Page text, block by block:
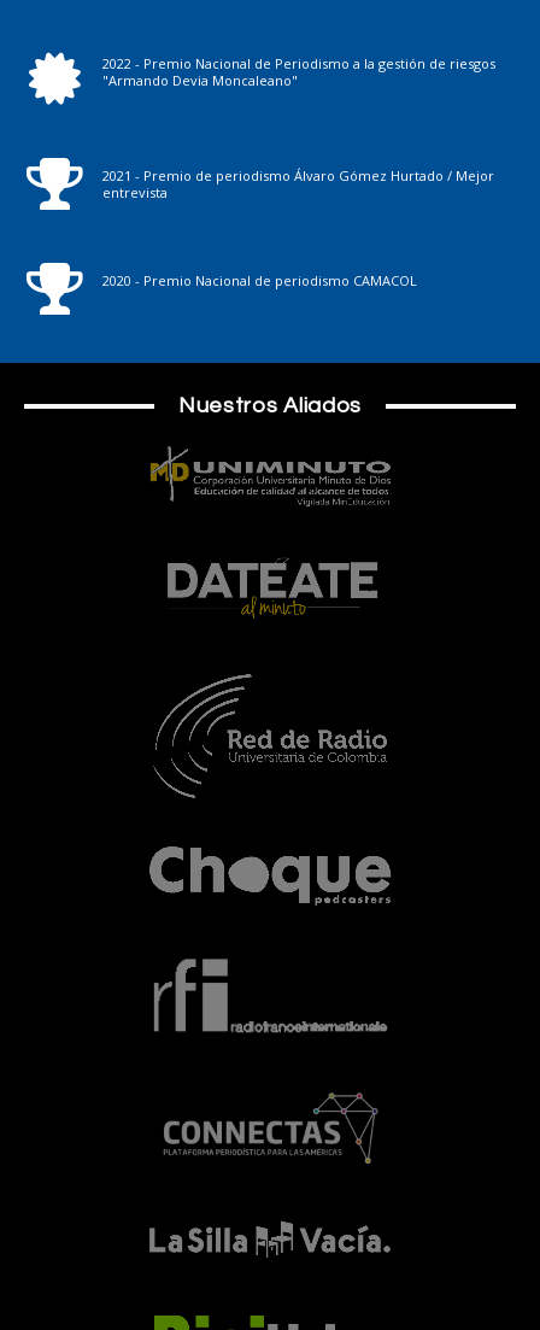
2022 - Premio Nacional de Periodismo a la gestión de riesgos
"Armando Devia Moncaleano"
2021 - Premio de periodismo Álvaro Gómez Hurtado / Mejor
entrevista
2020 - Premio Nacional de periodismo CAMACOL
Nuestros Aliados